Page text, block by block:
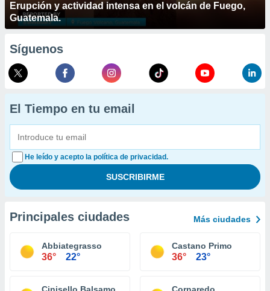
Erupción y actividad intensa en el volcán de Fuego,
Guatemala.
Síguenos
El Tiempo en tu email
He leído y acepto la política de privacidad.
Principales ciudades Más ciudades
Abbiategrasso
36° 22°
Castano Primo
36° 23°